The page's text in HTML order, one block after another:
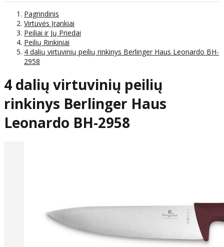
Pagrindinis
Virtuvės Įrankiai
Peiliai ir Jų Priedai
Peilių Rinkiniai
4 dalių virtuvinių peilių rinkinys Berlinger Haus Leonardo BH-
2958
4 dalių virtuvinių peilių
rinkinys Berlinger Haus
Leonardo BH-2958